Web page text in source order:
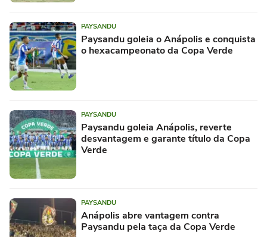
PAYSANDU
Paysandu goleia o Anápolis e conquista
o hexacampeonato da Copa Verde
PAYSANDU
Paysandu goleia Anápolis, reverte
desvantagem e garante título da Copa
Verde
PAYSANDU
Anápolis abre vantagem contra
Paysandu pela taça da Copa Verde